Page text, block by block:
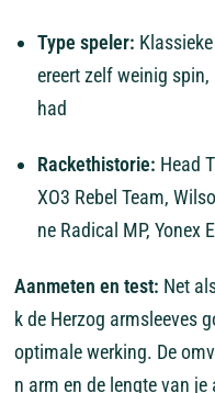
Type speler: Klassieke
ereert zelf weinig spin,
had
Rackethistorie: Head
XO3 Rebel Team,
ne Radical MP, Yonex
Aanmeten en test: Net
k de Herzog armsleeves
optimale werking. De
n arm en de lengte van je